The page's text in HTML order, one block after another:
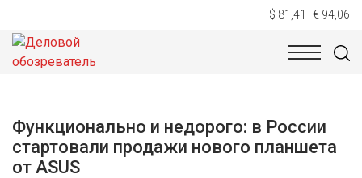
$ 81,41 € 94,06
НОВОСТИ
Функционально и недорого: в России
стартовали продажи нового планшета
от ASUS